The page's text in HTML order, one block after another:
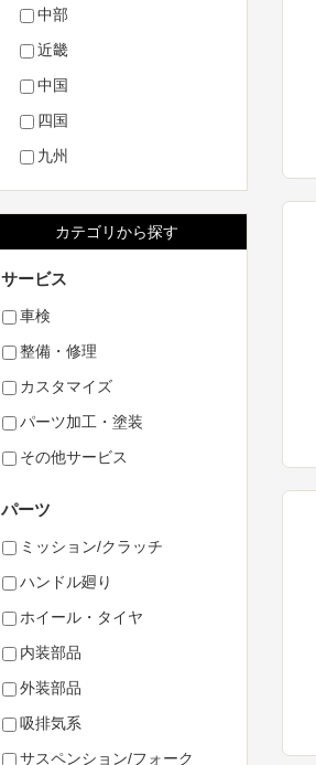
中部
近畿
中国
四国
九州
カテゴリから探す
サービス
車検
整備・修理
カスタマイズ
パーツ加工・塗装
その他サービス
パーツ
ミッション/クラッチ
ハンドル廻り
ホイール・タイヤ
内装部品
外装部品
吸排気系
サスペンション/フォーク